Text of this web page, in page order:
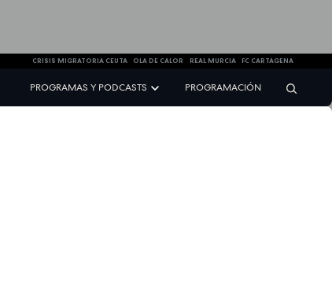
CRISIS MIGRATORIA CEUTA OLA DE CALOR REAL MURCIA FC CARTAGENA
PROGRAMAS Y PODCASTS PROGRAMACIÓN